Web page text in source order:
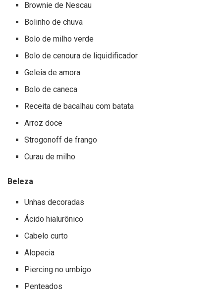
Brownie de Nescau
Bolinho de chuva
Bolo de milho verde
Bolo de cenoura de liquidificador
Geleia de amora
Bolo de caneca
Receita de bacalhau com batata
Arroz doce
Strogonoff de frango
Curau de milho
Beleza
Unhas decoradas
Ácido hialurônico
Cabelo curto
Alopecia
Piercing no umbigo
Penteados